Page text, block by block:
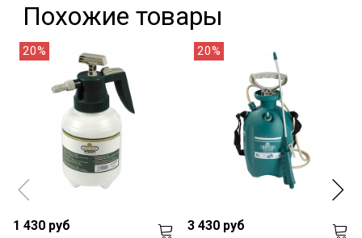
Похожие товары
20%
1 430 руб
20%
3 430 руб